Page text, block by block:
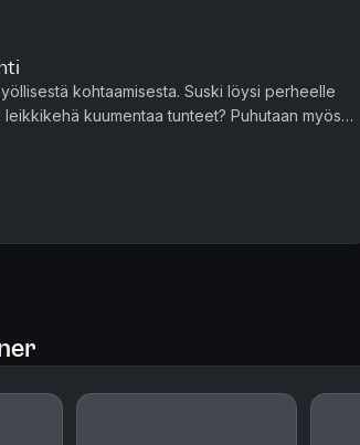
kohtaamisesta. Suski löysi perheelle
kuumentaa tunteet? Puhutaan myös
mihin sateenka...